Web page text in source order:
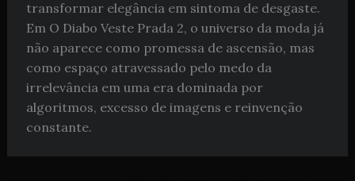
transformar elegância em sintoma de desgaste.
Em O Diabo Veste Prada 2, o universo da moda já
não aparece como promessa de ascensão, mas
como espaço atravessado pelo medo da
irrelevância em uma era dominada por
algoritmos, excesso de imagens e reinvenção
constante.